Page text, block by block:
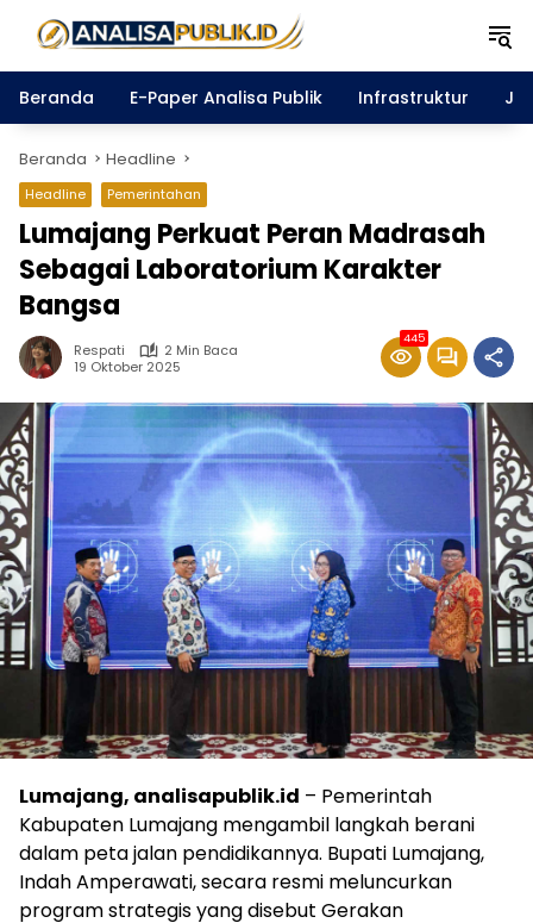
Beranda
E-Paper Analisa Publik Infrastruktur
Beranda Headline
Headline Pemerintahan
Lumajang Perkuat Peran Madrasah
Sebagai Laboratorium Karakter
Bangsa
Respati
2 Min Baca
19 Oktober 2025
445
Lumajang, analisapublik.id – Pemerintah
Kabupaten Lumajang mengambil langkah berani
dalam peta jalan pendidikannya. Bupati Lumajang,
Indah Amperawati, secara resmi meluncurkan
program strategis yang disebut Gerakan